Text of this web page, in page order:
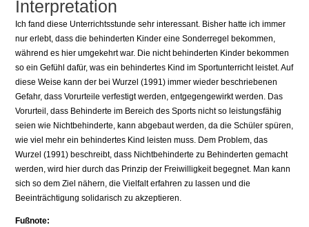
Interpretation
Ich fand diese Unterrichtsstunde sehr interessant. Bisher hatte ich immer
nur erlebt, dass die behinderten Kinder eine Sonderregel bekommen,
während es hier umgekehrt war. Die nicht behinderten Kinder bekommen
so ein Gefühl dafür, was ein behindertes Kind im Sportunterricht leistet. Auf
diese Weise kann der bei Wurzel (1991) immer wieder beschriebenen
Gefahr, dass Vorurteile verfestigt werden, entgegengewirkt werden. Das
Vorurteil, dass Behinderte im Bereich des Sports nicht so leistungsfähig
seien wie Nichtbehinderte, kann abgebaut werden, da die Schüler spüren,
wie viel mehr ein behindertes Kind leisten muss. Dem Problem, das
Wurzel (1991) beschreibt, dass Nichtbehinderte zu Behinderten gemacht
werden, wird hier durch das Prinzip der Freiwilligkeit begegnet. Man kann
sich so dem Ziel nähern, die Vielfalt erfahren zu lassen und die
Beeinträchtigung solidarisch zu akzeptieren.
Fußnote: